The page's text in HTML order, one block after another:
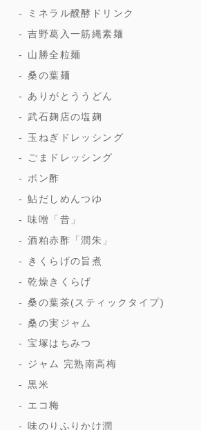
ミネラル醗酵ドリンク
吉野葛入一筋縄素麺
山勝全粒麺
桑の葉麺
ありがとううどん
武石麹店の塩麹
玉ねぎドレッシング
ごまドレッシング
ポン酢
鮎だしめんつゆ
味噌「昔」
酒粕赤酢「潤朱」
きくらげの旨煮
乾燥きくらげ
桑の葉茶(スティックタイプ)
桑の実ジャム
宝塚はちみつ
ジャム 完熟南高梅
黒米
エコ梅
味のりふりかけ潤